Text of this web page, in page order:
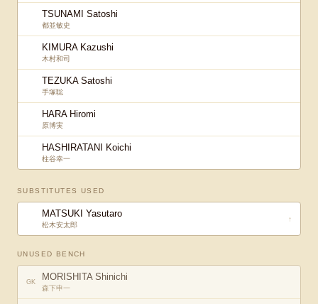
TSUNAMI Satoshi
都並敏史
KIMURA Kazushi
木村和司
TEZUKA Satoshi
手塚聡
HARA Hiromi
原博実
HASHIRATANI Koichi
柱谷幸一
SUBSTITUTES USED
MATSUKI Yasutaro
松木安太郎
↑
UNUSED BENCH
GK MORISHITA Shinichi
森下申一